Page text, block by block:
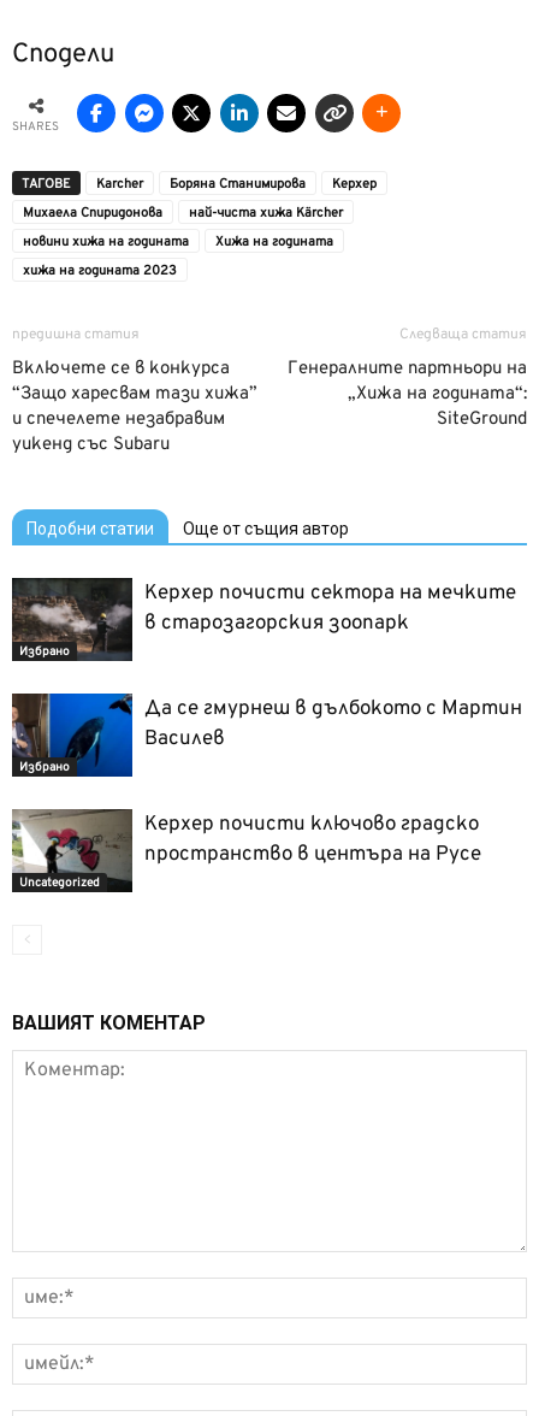
Сподели
SHARES
ТАГОВЕ Karcher Боряна Станимирова
Керхер
Михаела Спиридонова
най-чиста хижа Kärcher
новини хижа на годината
Хижа на годината
хижа на годината 2023
предишна статия
Включете се в конкурса
“Защо харесвам тази хижа”
и спечелете незабравим
уикенд със Subaru
Следваща статия
Генералните партньори на
„Хижа на годината“:
SiteGround
Подобни статии Още от същия автор
Избрано
Керхер почисти сектора на мечките
в старозагорския зоопарк
Избрано
Да се гмурнеш в дълбокото с Мартин
Василев
Uncategorized
Керхер почисти ключово градско
пространство в центъра на Русе
ВАШИЯТ КОМЕНТАР